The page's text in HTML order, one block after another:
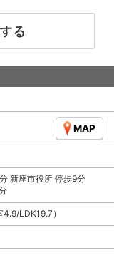
MAP
新座市役所 停歩9分
LDK19.7）